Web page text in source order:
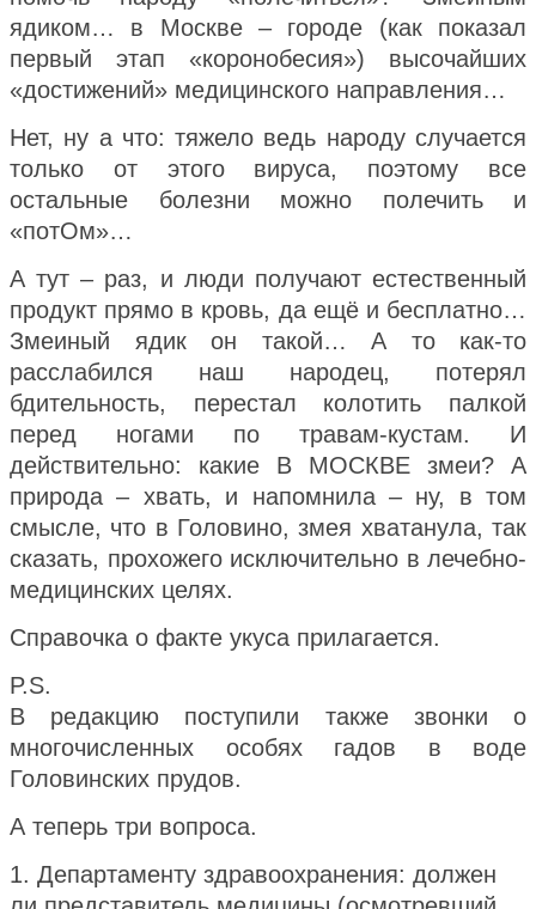
ядиком… в Москве – городе (как показал
первый этап «коронобесия») высочайших
«достижений» медицинского направления…
Нет, ну а что: тяжело ведь народу случается
только от этого вируса, поэтому все
остальные болезни можно полечить и
«потОм»…
А тут – раз, и люди получают естественный
продукт прямо в кровь, да ещё и бесплатно…
Змеиный ядик он такой… А то как-то
расслабился наш народец, потерял
бдительность, перестал колотить палкой
перед ногами по травам-кустам. И
действительно: какие В МОСКВЕ змеи? А
природа – хвать, и напомнила – ну, в том
смысле, что в Головино, змея хватанула, так
сказать, прохожего исключительно в лечебно-
медицинских целях.
Справочка о факте укуса прилагается.
P.S.
В редакцию поступили также звонки о
многочисленных особях гадов в воде
Головинских прудов.
А теперь три вопроса.
1. Департаменту здравоохранения: должен